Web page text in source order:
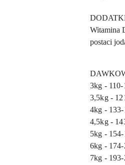
Witamina
postaci
3kg - 110-
3,5kg -
4kg -
4,5kg -
5kg -
6kg -
7kg -